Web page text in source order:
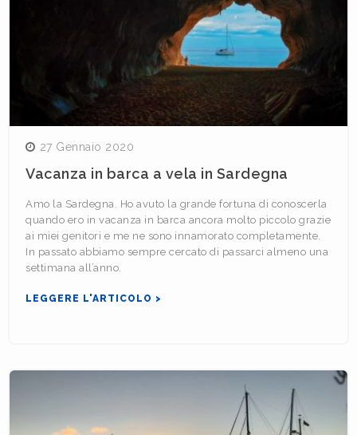
27 Gennaio 2020
Vacanza in barca a vela in Sardegna
Amo la Sardegna. Ho avuto la grande fortuna di conoscerla
quando ero in vacanza in barca ancora molto piccolo grazie
ai miei genitori e me ne sono innamorato completamente.
In passato abbiamo sempre cercato di passarci almeno una
settimana all’anno.
LEGGERE L'ARTICOLO >